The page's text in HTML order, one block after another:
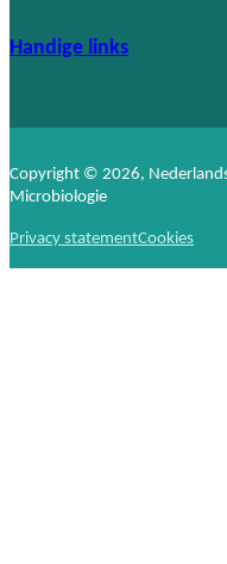
Handige links
Copyright © 2026,
Microbiologie
Privacy statementCookies